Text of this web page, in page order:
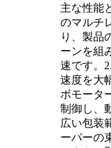
主な性能
のマルチ
り、製品
ーンを組
速です。
速度を大
ボモータ
制御し、
広い包装
ーパーの